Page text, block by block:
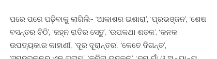
ପରେ ପରେ ପଢ଼ିବାକୁ ଲାଗିଲି- ‘ଆକାଶର ଇଶାରା’, ‘ପ୍ରଭଞ୍ଜନ’, ‘ଶେଷ
ବସନ୍ତର ଚିଠି’, ‘ଜହ୍ନ ରାତିର ସେତୁ’, ‘ଉପକଥା ଶତକ’, ‘କନକ
ଉପତ୍ୟକାର କାହାଣୀ’, ‘ଦୂର ଦୂରାନ୍ତର’, ‘କେତେ ଦିଗନ୍ତ’,